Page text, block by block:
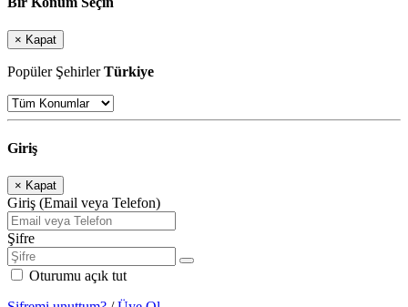
× Kapat
Popüler ŞehirlerTürkiye
Giriş
× Kapat
Giriş (Email veya Telefon)
Şifre
Oturumu açık tut